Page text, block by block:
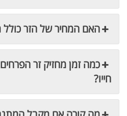
האם המחיר של הזר כולל
כמה זמן מחזיק זר
חייו?